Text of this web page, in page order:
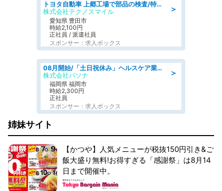
＞
トヨタ自動車 上郷工場で部品の検査/特典168万/tutumi
株式会社テクノスマイル
愛知県 豊田市
時給2,100円
正社員 / 派遣社員
スポンサー：求人ボックス
＞
08月開始/「土日祝休み」ヘルスケア業界の産業保健師/高時給/未経験OK/要資格:保健師、正看護師
株式会社パソナ
福岡県 福岡市
時給2,300円
正社員
スポンサー：求人ボックス
姉妹サイト
【かつや】人気メニューが税抜150円引き&ご
飯大盛り無料!お得すぎる「感謝祭」は8月14
日まで開催中。